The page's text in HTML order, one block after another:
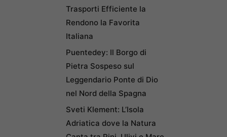
Trasporti Efficiente la
Rendono la Favorita
Italiana
Puentedey: Il Borgo di
Pietra Sospeso sul
Leggendario Ponte di Dio
nel Nord della Spagna
Sveti Klement: L’Isola
Adriatica dove la Natura